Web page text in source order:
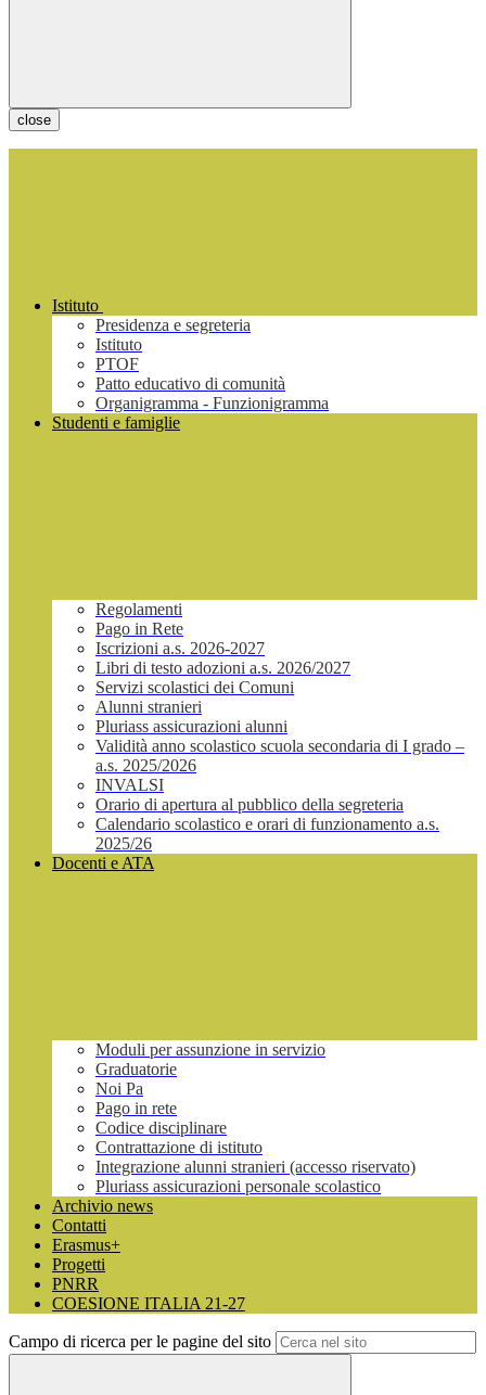
close
Istituto
Presidenza e segreteria
Istituto
PTOF
Patto educativo di comunità
Organigramma - Funzionigramma
Studenti e famiglie
Regolamenti
Pago in Rete
Iscrizioni a.s. 2026-2027
Libri di testo adozioni a.s. 2026/2027
Servizi scolastici dei Comuni
Alunni stranieri
Pluriass assicurazioni alunni
Validità anno scolastico scuola secondaria di I grado –
a.s. 2025/2026
INVALSI
Orario di apertura al pubblico della segreteria
Calendario scolastico e orari di funzionamento a.s.
2025/26
Docenti e ATA
Moduli per assunzione in servizio
Graduatorie
Noi Pa
Pago in rete
Codice disciplinare
Contrattazione di istituto
Integrazione alunni stranieri (accesso riservato)
Pluriass assicurazioni personale scolastico
Archivio news
Contatti
Erasmus+
Progetti
PNRR
COESIONE ITALIA 21-27
Campo di ricerca per le pagine del sito